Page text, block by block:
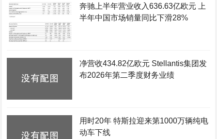
奔驰上半年营业收入636.63亿欧元 上
半年中国市场销量同比下滑28%
净营收434.82亿欧元 Stellantis集团发
布2026年第二季度财务业绩
用时20年 特斯拉迎来第1000万辆纯电
动车下线